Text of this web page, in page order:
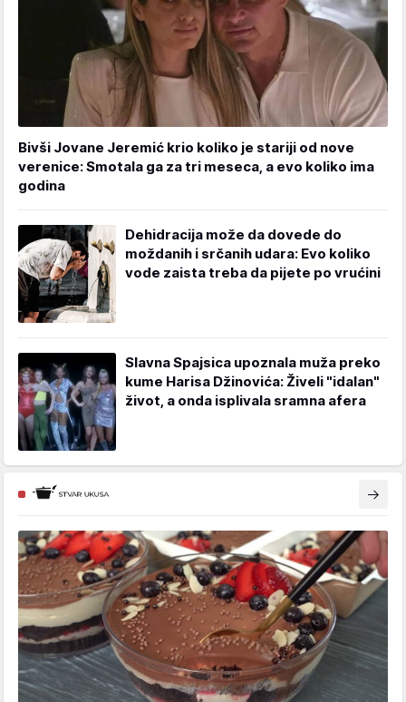
Bivši Jovane Jeremić krio koliko je stariji od nove
verenice: Smotala ga za tri meseca, a evo koliko ima
godina
Dehidracija može da dovede do
moždanih i srčanih udara: Evo koliko
vode zaista treba da pijete po vrućini
Slavna Spajsica upoznala muža preko
kume Harisa Džinovića: Živeli "idalan"
život, a onda isplivala sramna afera